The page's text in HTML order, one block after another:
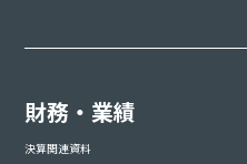
財務・業績
決算関連資料